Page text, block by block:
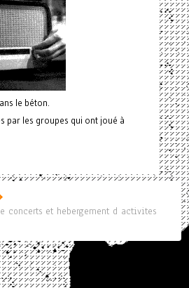
le béton.
par les groupes qui ont joué à
concerts et hebergement d activites